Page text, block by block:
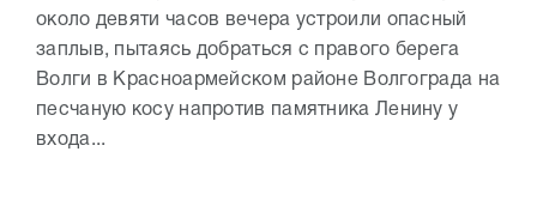
около девяти часов вечера устроили опасный
заплыв, пытаясь добраться с правого берега
Волги в Красноармейском районе Волгограда на
песчаную косу напротив памятника Ленину у
входа...